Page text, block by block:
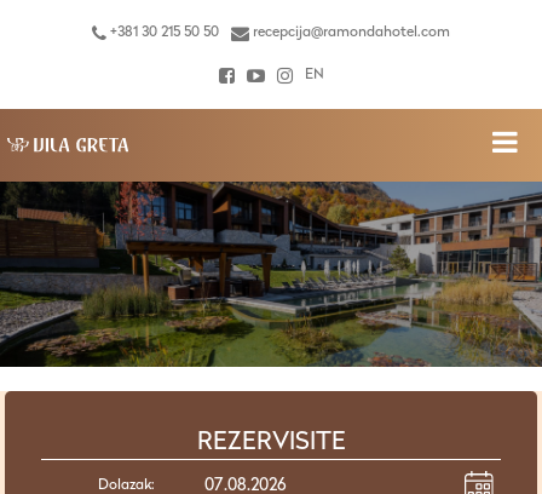
+381 30 215 50 50 recepcija@ramondahotel.com
EN
REZERVISITE
Dolazak: